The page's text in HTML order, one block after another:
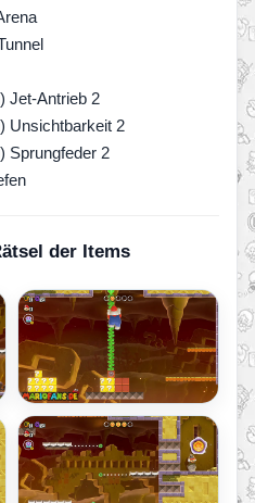
Jet-Antrieb 2
Unsichtbarkeit 2
Sprungfeder 2
der Items